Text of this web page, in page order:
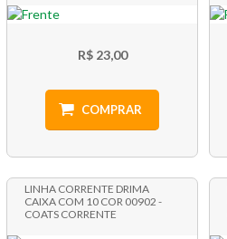
R$ 23,00
COMPRAR
LINHA CORRENTE DRIMA
CAIXA COM 10 COR 00902 -
COATS CORRENTE